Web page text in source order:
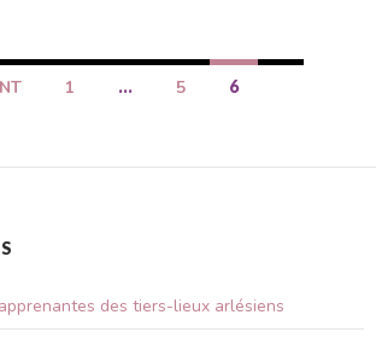
1 … 5 6
des tiers-lieux arlésiens